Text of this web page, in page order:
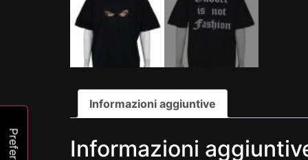
Informazioni aggiuntive
Informazioni